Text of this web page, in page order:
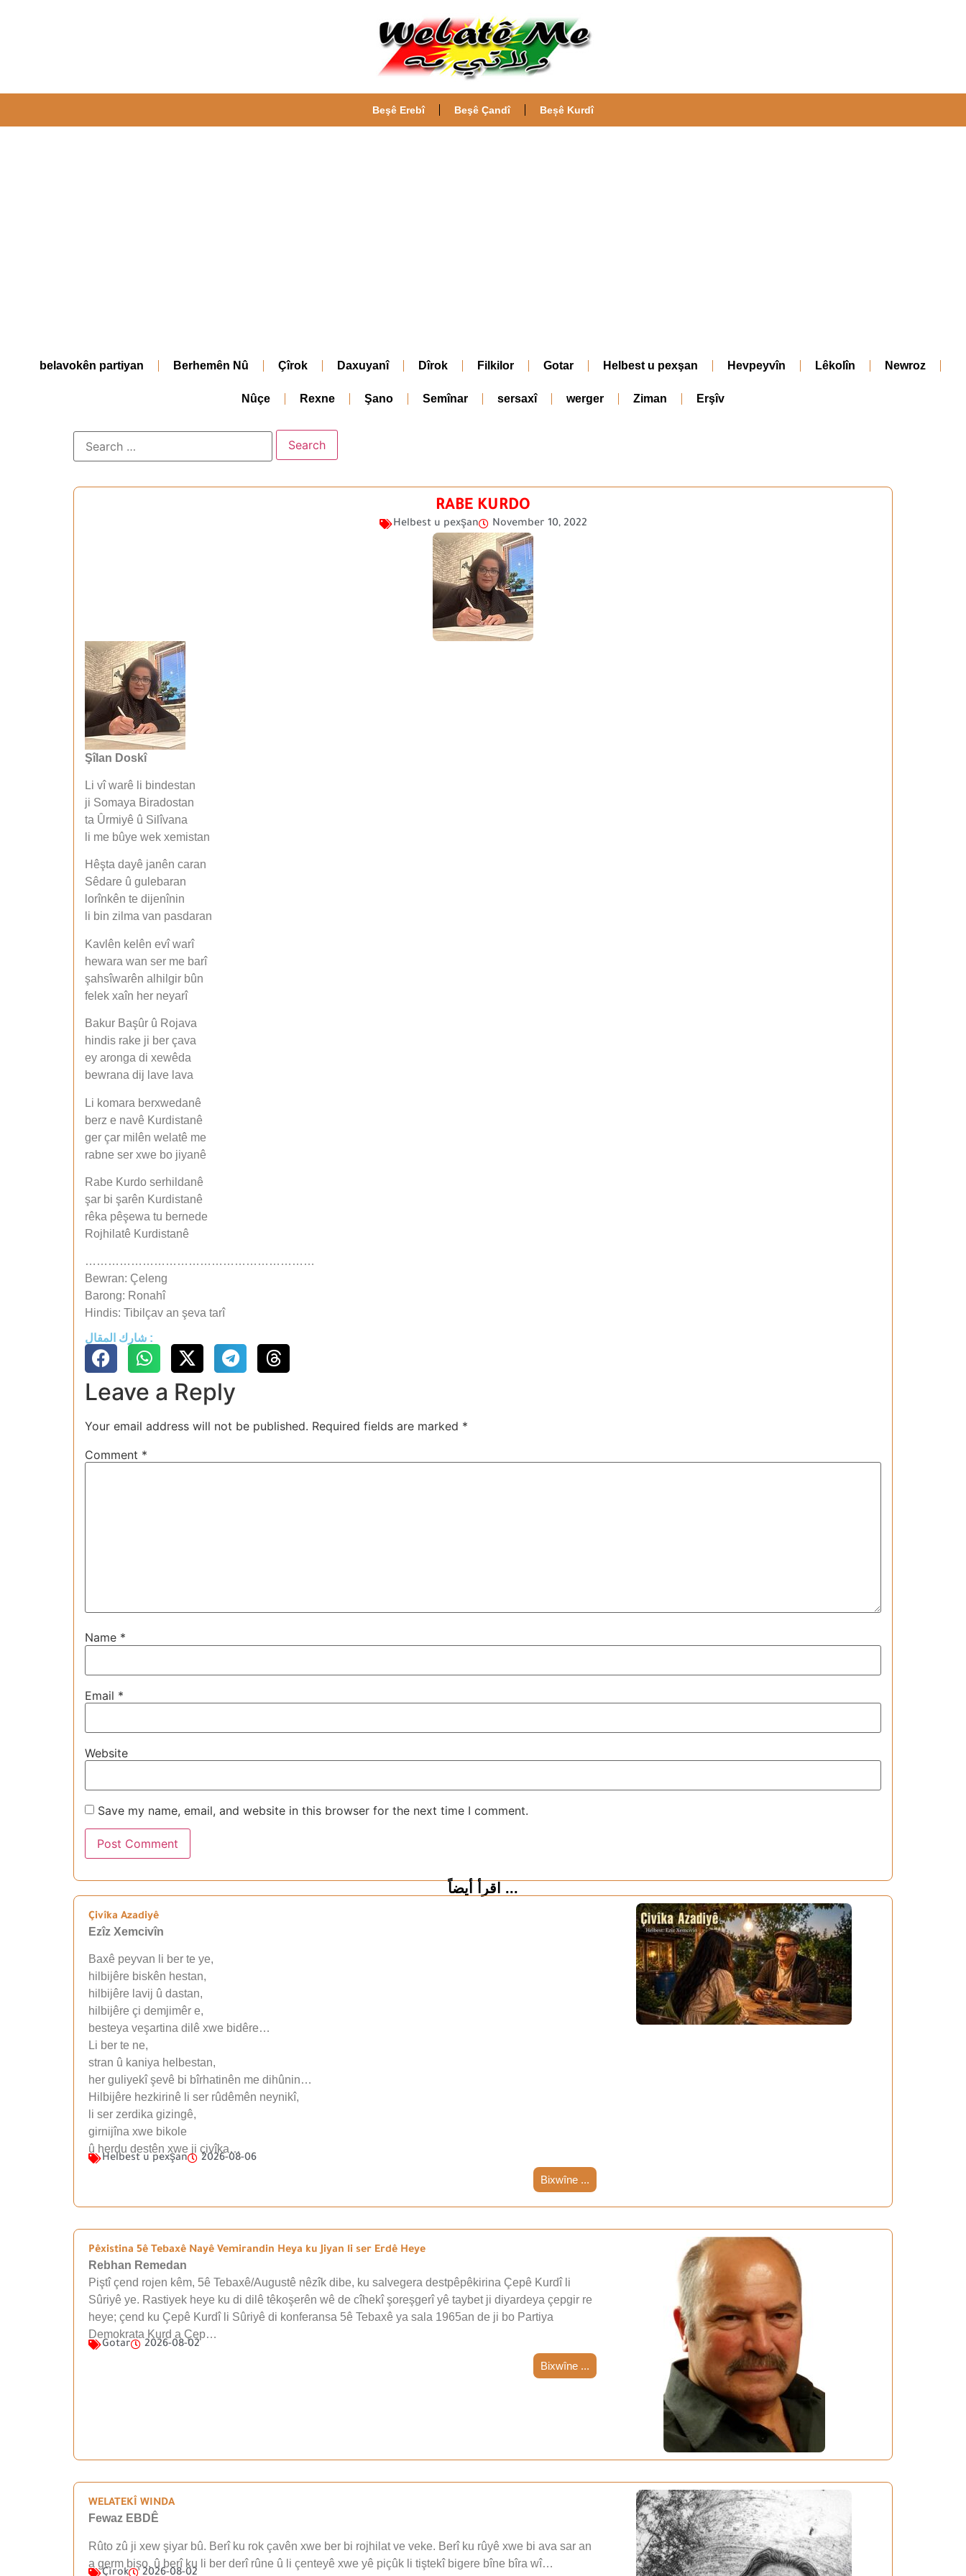
Beşê Erebî Beşê Çandî Beșê Kurdî
belavokên partiyan Berhemên Nû Çîrok Daxuyanî Dîrok Filkilor Gotar Helbest u pexşan Hevpeyvîn Lêkolîn Newroz
Nûçe Rexne Şano Semînar sersaxî werger Ziman Erşîv
RABE KURDO
Helbest u pexşan November 10, 2022
Şîlan Doskî
Li vî warê li bindestan
ji Somaya Biradostan
ta Ûrmiyê û Silîvana
li me bûye wek xemistan
Hêşta dayê janên caran
Sêdare û gulebaran
lorînkên te dijenînin
li bin zilma van pasdaran
Kavlên kelên evî warî
hewara wan ser me barî
şahsîwarên alhilgir bûn
felek xaîn her neyarî
Bakur Başûr û Rojava
hindis rake ji ber çava
ey aronga di xewêda
bewrana dij lave lava
Li komara berxwedanê
berz e navê Kurdistanê
ger çar milên welatê me
rabne ser xwe bo jiyanê
Rabe Kurdo serhildanê
şar bi şarên Kurdistanê
rêka pêşewa tu bernede
Rojhilatê Kurdistanê
……………………………………………………
Bewran: Çeleng
Barong: Ronahî
Hindis: Tibilçav an şeva tarî
شارك المقال :
Leave a Reply
Your email address will not be published. Required fields are marked *
Comment *
Name *
Email *
Website
Save my name, email, and website in this browser for the next time I comment.
اقرأ أيضاً ...
Çivîka Azadiyê
Ezîz Xemcivîn
Baxê peyvan li ber te ye,
hilbijêre biskên hestan,
hilbijêre lavij û dastan,
hilbijêre çi demjimêr e,
besteya veşartina dilê xwe bidêre…
Li ber te ne,
stran û kaniya helbestan,
her guliyekî şevê bi bîrhatinên me dihûnin…
Hilbijêre hezkirinê li ser rûdêmên neynikî,
li ser zerdika gizingê,
girnijîna xwe bikole
û herdu destên xwe ji çivîka…
Helbest u pexşan 2026-08-06
Bixwîne ...
Pêxistina 5ê Tebaxê Nayê Vemirandin Heya ku Jiyan li ser Erdê Heye
Rebhan Remedan
Piştî çend rojen kêm, 5ê Tebaxê/Augustê nêzîk dibe, ku salvegera destpêpêkirina Çepê Kurdî li
Sûriyê ye. Rastiyek heye ku di dilê têkoşerên wê de cîhekî şoreşgerî yê taybet ji diyardeya çepgir re
heye; çend ku Çepê Kurdî li Sûriyê di konferansa 5ê Tebaxê ya sala 1965an de ji bo Partiya
Demokrata Kurd a Çep…
Gotar 2026-08-02
Bixwîne ...
WELATEKÎ WINDA
Fewaz EBDÊ
Rûto zû ji xew şiyar bû. Berî ku rok çavên xwe ber bi rojhilat ve veke. Berî ku rûyê xwe bi ava sar an
a germ bişo, û berî ku li ber derî rûne û li çenteyê xwe yê piçûk li tiştekî bigere bîne bîra wî…
Çîrok 2026-08-02